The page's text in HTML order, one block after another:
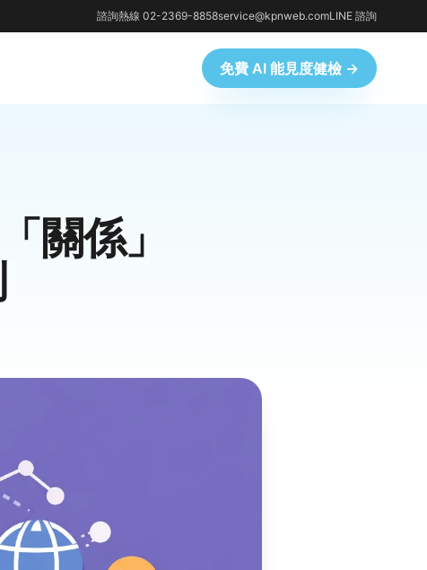
諮詢熱線 02-2369-8858service@kpnweb.comLINE 諮詢
免費 AI 能見度健檢 →
關係」